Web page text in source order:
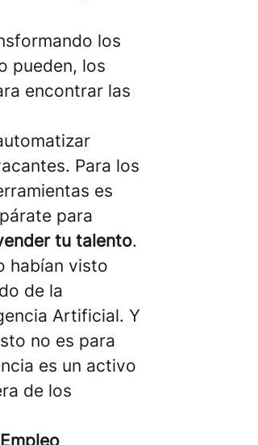
los
pueden, los
encontrar las
Para los
es
para
tu talento.
habían visto
de la
Artificial. Y
no es para
es un activo
de los